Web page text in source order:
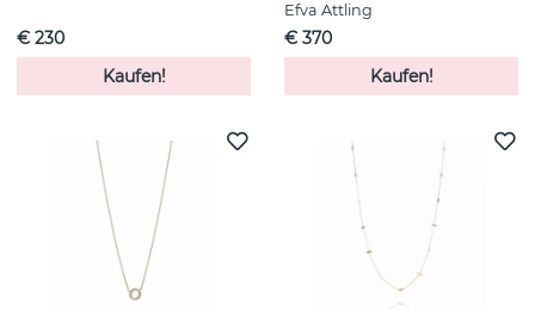
€ 230
Kaufen!
Efva Attling
€ 370
Kaufen!